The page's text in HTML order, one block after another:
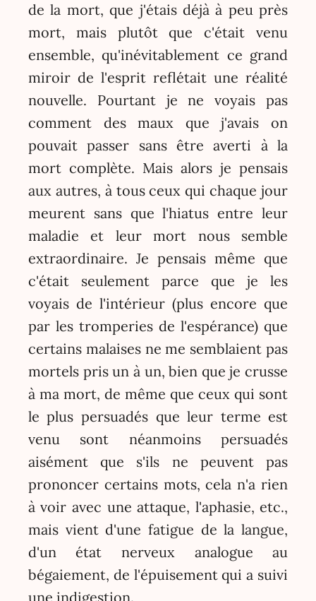
de la mort, que j'étais déjà à peu près
mort, mais plutôt que c'était venu
ensemble, qu'inévitablement ce grand
miroir de l'esprit reflétait une réalité
nouvelle. Pourtant je ne voyais pas
comment des maux que j'avais on
pouvait passer sans être averti à la
mort complète. Mais alors je pensais
aux autres, à tous ceux qui chaque jour
meurent sans que l'hiatus entre leur
maladie et leur mort nous semble
extraordinaire. Je pensais même que
c'était seulement parce que je les
voyais de l'intérieur (plus encore que
par les tromperies de l'espérance) que
certains malaises ne me semblaient pas
mortels pris un à un, bien que je crusse
à ma mort, de même que ceux qui sont
le plus persuadés que leur terme est
venu sont néanmoins persuadés
aisément que s'ils ne peuvent pas
prononcer certains mots, cela n'a rien
à voir avec une attaque, l'aphasie, etc.,
mais vient d'une fatigue de la langue,
d'un état nerveux analogue au
bégaiement, de l'épuisement qui a suivi
une indigestion.